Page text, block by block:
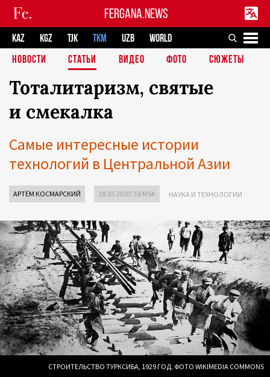
FERGANA.NEWS
KAZ KGZ TJK TKM UZB
WORLD
НОВОСТИ
СТАТЬИ ВИДЕО ФОТО СЮЖЕТЫ
Тоталитаризм, святые
и смекалка
Самые интересные истории
технологий в Центральной Азии
АРТЁМ КОСМАРСКИЙ 18.05.20 07:16 MSK НАУКА И ТЕХНОЛОГИИ
СТРОИТЕЛЬСТВО ТУРКСИБА, 1929 ГОД. ФОТО WIKIMEDIA COMMONS